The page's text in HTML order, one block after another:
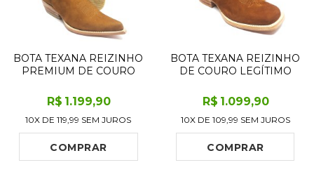
BOTA TEXANA REIZINHO
PREMIUM DE COURO
BUFALADA CARAMELO -
CANO ALTO, BICO FINO
INCLINADO - SOLADO
DE COURO ARTESANAL
R$ 1.199,90
10X DE119,99 SEM JUROS
COMPRAR
BOTA TEXANA REIZINHO
DE COURO LEGÍTIMO
CARAMELO - CANO
MÉDIO, BICO
QUADRADO - SOLADO
DE COURO ARTESANAL
R$ 1.099,90
10X DE 109,99 SEM JUROS
COMPRAR